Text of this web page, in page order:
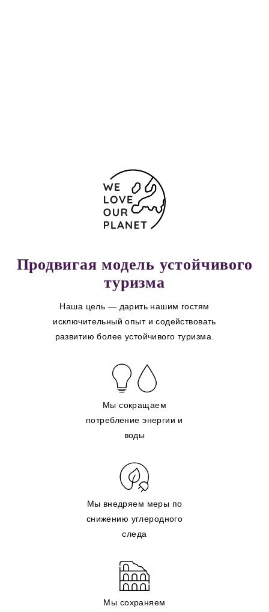
Продвигая модель устойчивого
туризма
Наша цель — дарить нашим гостям
исключительный опыт и содействовать
развитию более устойчивого туризма.
Мы сокращаем
потребление энергии и
воды
Мы внедряем меры по
снижению углеродного
следа
Мы сохраняем